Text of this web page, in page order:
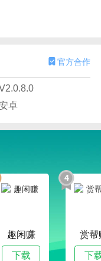
官方合作
卓
趣闲赚
下载
4
赏帮
下